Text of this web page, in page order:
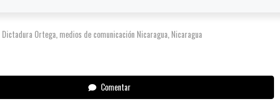
Dictadura Ortega, medios de comunicación Nicaragua, Nicaragua
Comentar